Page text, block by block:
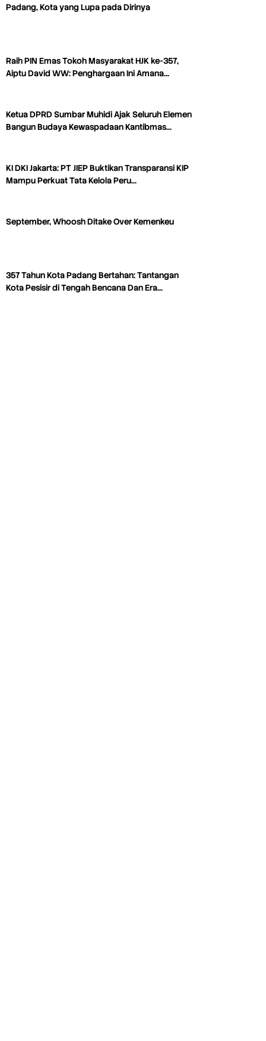
Padang, Kota yang Lupa pada Dirinya
Raih PIN Emas Tokoh Masyarakat HJK ke-357,
Aiptu David WW: Penghargaan Ini Amana…
Ketua DPRD Sumbar Muhidi Ajak Seluruh Elemen
Bangun Budaya Kewaspadaan Kantibmas…
KI DKI Jakarta: PT JIEP Buktikan Transparansi KIP
Mampu Perkuat Tata Kelola Peru…
September, Whoosh Ditake Over Kemenkeu
357 Tahun Kota Padang Bertahan: Tantangan
Kota Pesisir di Tengah Bencana Dan Era…